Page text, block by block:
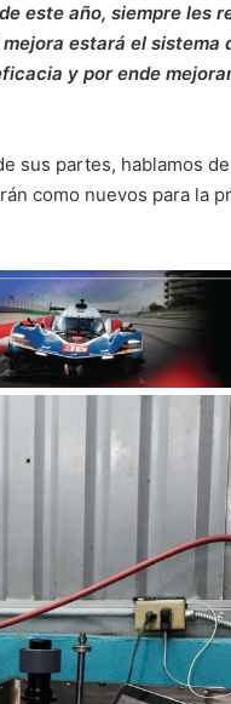
este año, siempre les
estará el sistema
y por ende
sus partes, hablamos
como nuevos para la